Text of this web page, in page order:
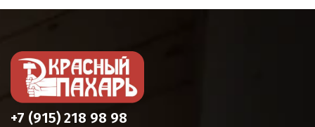
+7 (915) 218 98 98